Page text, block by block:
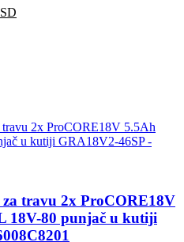
travu 2x ProCORE18V
18V-80 punjač u kutiji